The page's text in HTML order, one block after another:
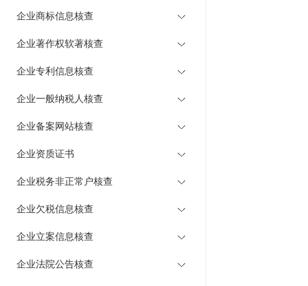
企业商标信息核查
企业著作权软著核查
企业专利信息核查
企业一般纳税人核查
企业备案网站核查
企业资质证书
企业税务非正常户核查
企业欠税信息核查
企业立案信息核查
企业法院公告核查